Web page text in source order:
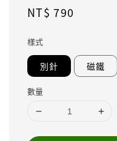
Regular
NT$ 790
樣式
別針 磁鐵
數量